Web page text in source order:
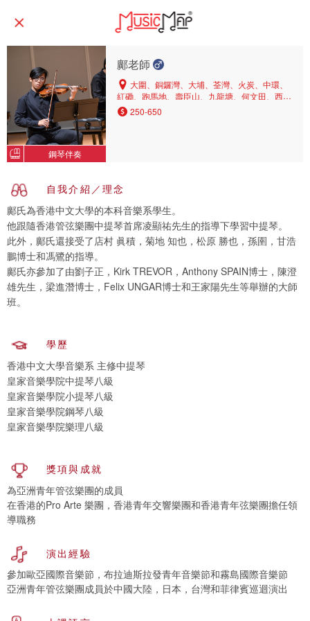
鋼琴伴奏
鄺老師
大圍、銅鑼灣、大埔、荃灣、火炭、中環、
紅磡、跑馬地、壽臣山、九龍塘、何文田、西半
山、沙田、東半山、灣仔
250-650
自我介紹／理念
鄺氏為香港中文大學的本科音樂系學生。
他跟隨香港管弦樂團中提琴首席凌顯祐先生的指導下學習中提琴。
此外，鄺氏還接受了店村 眞積，菊地 知也，松原 勝也，孫圉，甘浩
鵬博士和馮鷺的指導。
鄺氏亦參加了由劉子正，Kirk TREVOR，Anthony SPAIN博士，陳澄
雄先生，梁進潛博士，Felix UNGAR博士和王家陽先生等舉辦的大師
班。
學歷
香港中文大學音樂系 主修中提琴
皇家音樂學院中提琴八級
皇家音樂學院小提琴八級
皇家音樂學院鋼琴八級
皇家音樂學院樂理八級
獎項與成就
為亞洲青年管弦樂團的成員
在香港的Pro Arte 樂團，香港青年交響樂團和香港青年弦樂團擔任領
導職務
演出經驗
參加歐亞國際音樂節，布拉迪斯拉發青年音樂節和霧島國際音樂節
亞洲青年管弦樂團成員於中國大陸，日本，台灣和菲律賓巡迴演出